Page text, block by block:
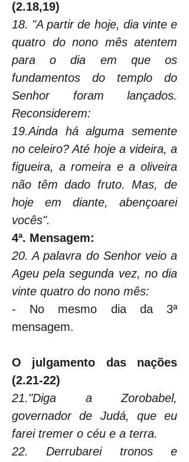
(2.18,19)
18. "A partir de hoje, dia vinte e
quatro do nono mês atentem
para o dia em que os
fundamentos do templo do
Senhor foram lançados.
Reconsiderem:
19.Ainda há alguma semente
no celeiro? Até hoje a videira, a
figueira, a romeira e a oliveira
não têm dado fruto. Mas, de
hoje em diante, abençoarei
vocês".
4ª. Mensagem:
20. A palavra do Senhor veio a
Ageu pela segunda vez, no dia
vinte quatro do nono mês:
- No mesmo dia da 3ª
mensagem.
O julgamento das nações
(2.21-22)
21."Diga a Zorobabel,
governador de Judá, que eu
farei tremer o céu e a terra.
22. Derrubarei tronos e